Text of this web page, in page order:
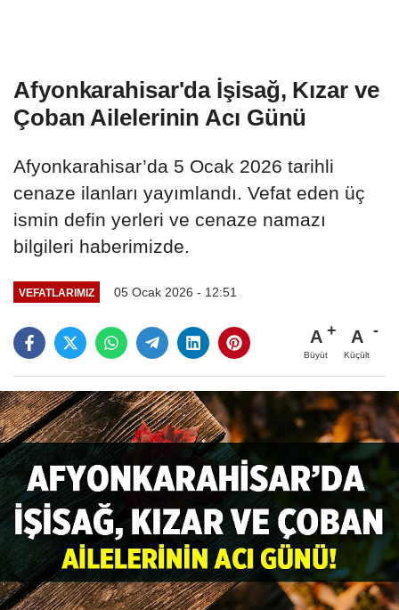
Afyonkarahisar'da İşisağ, Kızar ve
Çoban Ailelerinin Acı Günü
Afyonkarahisar’da 5 Ocak 2026 tarihli
cenaze ilanları yayımlandı. Vefat eden üç
ismin defin yerleri ve cenaze namazı
bilgileri haberimizde.
VEFATLARIMIZ 05 Ocak 2026 - 12:51
A
Büyüt
A
Küçült